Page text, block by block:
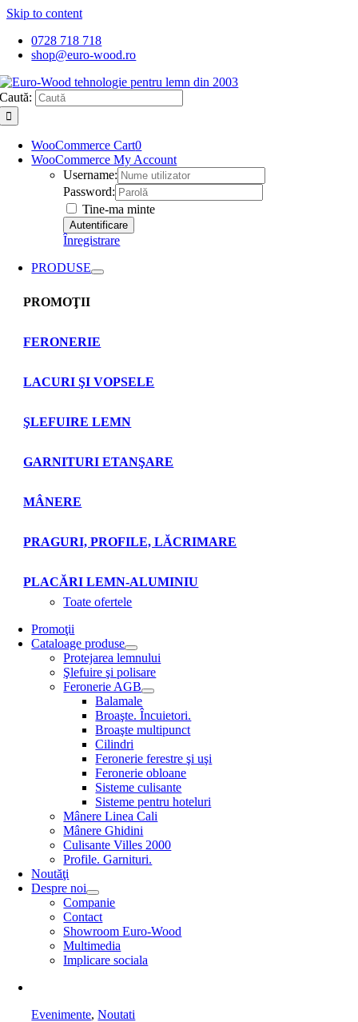
Skip to content
0728 718 718
shop@euro-wood.ro
Caută:
WooCommerce Cart0
WooCommerce My Account
Username:
Password:
Tine-ma minte
Înregistrare
PRODUSE
PROMOŢII
FERONERIE
LACURI ŞI VOPSELE
ŞLEFUIRE LEMN
GARNITURI ETANŞARE
MÂNERE
PRAGURI, PROFILE, LĂCRIMARE
PLACĂRI LEMN-ALUMINIU
Toate ofertele
Promoţii
Cataloage produse
Protejarea lemnului
Şlefuire şi polisare
Feronerie AGB
Balamale
Broaşte. Încuietori.
Broaşte multipunct
Cilindri
Feronerie ferestre şi uşi
Feronerie obloane
Sisteme culisante
Sisteme pentru hoteluri
Mânere Linea Cali
Mânere Ghidini
Culisante Villes 2000
Profile. Garnituri.
Noutăţi
Despre noi
Companie
Contact
Showroom Euro-Wood
Multimedia
Implicare sociala
Evenimente,Noutati